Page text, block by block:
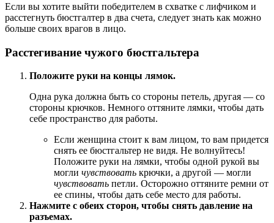
Если вы хотите выйти победителем в схватке с лифчиком и
расстегнуть бюстгалтер в два счета, следует знать как можно
больше своих врагов в лицо.
Расстегивание чужого бюстгальтера
Положите руки на концы лямок.
Одна рука должна быть со стороны петель, другая — со
стороны крючков. Немного оттяните лямки, чтобы дать
себе пространство для работы.
Если женщина стоит к вам лицом, то вам придется
снять ее бюстгальтер не видя. Не волнуйтесь!
Положите руки на лямки, чтобы одной рукой вы
могли чувствовать крючки, а другой — могли
чувствовать петли. Осторожно оттяните ремни от
ее спины, чтобы дать себе место для работы.
Нажмите с обеих сторон, чтобы снять давление на
разъемах.